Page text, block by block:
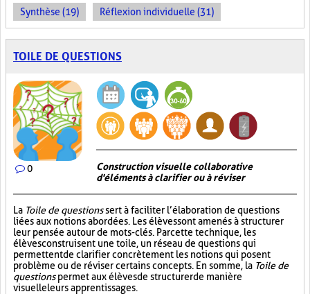
Synthèse (19) Réflexion individuelle (31)
TOILE DE QUESTIONS
0
Construction visuelle collaborative
d'éléments à clarifier ou à réviser
La Toile de questionssert à faciliter l’élaboration de questions
liées aux notions abordées. Les élèves sont amenés à structurer
leur pensée autour de mots-clés. Par cette technique, les
élèves construisent une toile, un réseau de questions qui
permettent de clarifier concrètement les notions qui posent
problème ou de réviser certains concepts. En somme, la Toile de
questionspermet aux élèves de structurer de manière
visuelle leurs apprentissages.